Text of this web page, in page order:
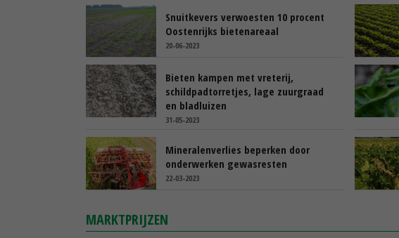
Snuitkevers verwoesten 10 procent
Oostenrijks bietenareaal
20-06-2023
Bieten kampen met vreterij,
schildpadtorretjes, lage zuurgraad
en bladluizen
31-05-2023
Mineralenverlies beperken door
onderwerken gewasresten
22-03-2023
MARKTPRIJZEN